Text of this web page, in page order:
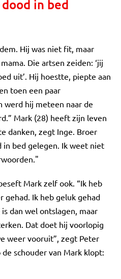
in bed
Hij was niet fit, maar
Die artsen zeiden: ‘jij
uit’. Hij hoestte, piepte aan
toen een paar
werd hij meteen naar de
Mark (28) heeft zijn leven
danken, zegt Inge. Broer
in bed gelegen. Ik weet niet
Mark zelf ook. “Ik heb
gehad. Ik heb geluk gehad
dan wel ontslagen, maar
Dat doet hij voorlopig
weer vooruit”, zegt Peter
schouder van Mark klopt: